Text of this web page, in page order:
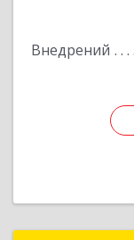
Внедрений